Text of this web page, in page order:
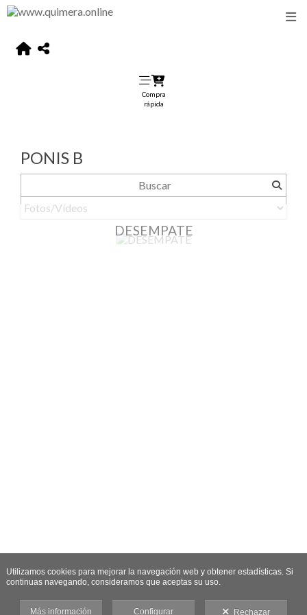
Compra
rápida
PONIS B
DESEMPATE
Utilizamos cookies para mejorar la navegación web y obtener estadísticas. Si
continuas navegando, consideramos que aceptas su uso.
Más información Configurar Rechazar